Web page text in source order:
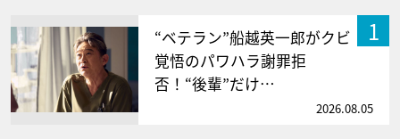
1
“ベテラン”船越英一郎がクビ
覚悟のパワハラ謝罪拒
否！“後輩”だけ…
2026.08.05